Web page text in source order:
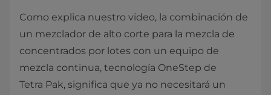
Como explica nuestro video, la combinación de
un mezclador de alto corte para la mezcla de
concentrados por lotes con un equipo de
mezcla continua, tecnología OneStep de
Tetra Pak, significa que ya no necesitará un